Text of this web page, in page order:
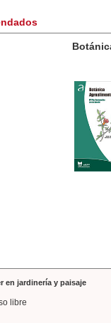
Agroalimentaria
IVA
en jardinería y paisaje
libre